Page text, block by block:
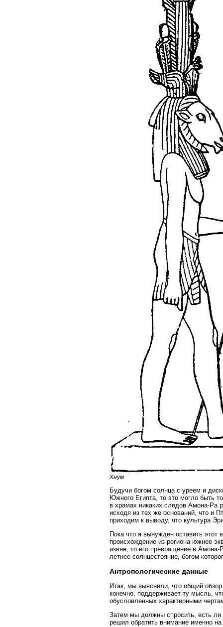
Хнум
Будучи богом солнца с уреем и
Южного Египта, то это могло быть
в храмах никаких следов Амона-Ра
исходя из тех же оснований, что и
приходим к выводу, что культура
Пока что я вынужден оставить
происхождение из региона южнее
извне, то его превращение в Амона-
летнее солнцестояние, богом
Антропологические данные
Итак, мы выяснили, что общий обзор
конечно, поддерживает ту мысль,
обусловленных характерными
Затем мы должны спросить, есть ли
решил обратить внимание именно на